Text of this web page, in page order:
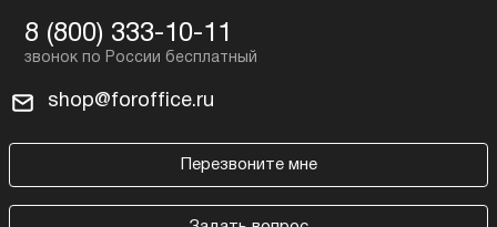
8 (800) 333-10-11
shop@foroffice.ru
Перезвоните мне